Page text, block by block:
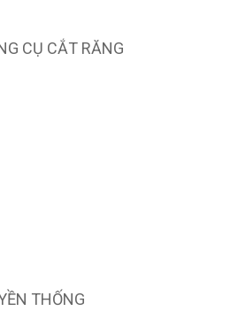
CỤ CẮT RĂNG
THỐNG